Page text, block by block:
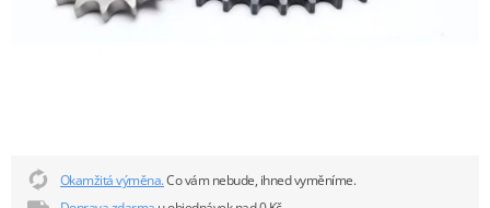
Okamžitá výměna.Co vám nebude, ihned vyměníme.